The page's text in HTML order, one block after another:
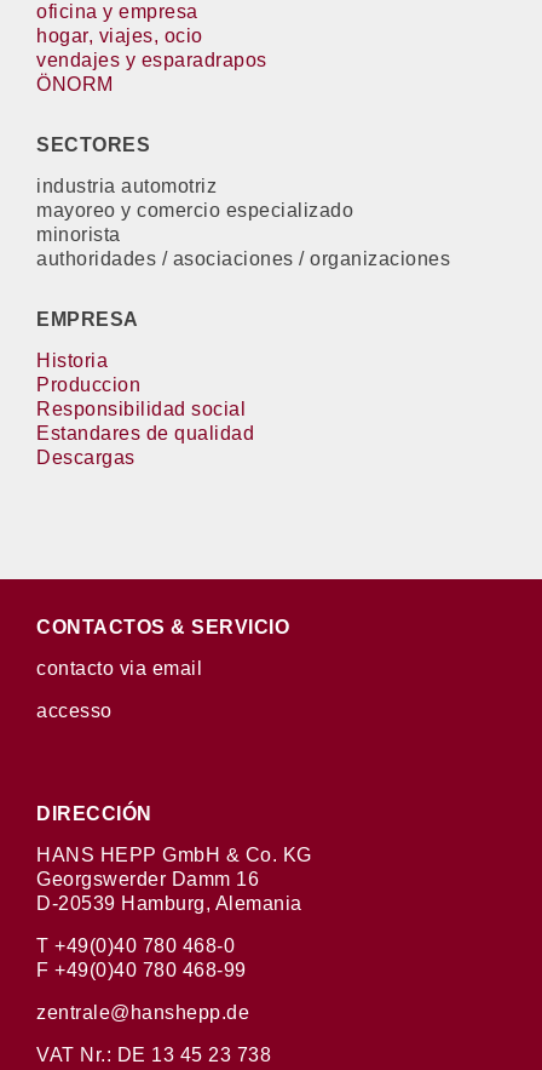
oficina y empresa
hogar, viajes, ocio
vendajes y esparadrapos
ÖNORM
SECTORES
industria automotriz
mayoreo y comercio especializado
minorista
authoridades / asociaciones / organizaciones
EMPRESA
Historia
Produccion
Responsibilidad social
Estandares de qualidad
Descargas
CONTACTOS & SERVICIO
contacto via email
accesso
DIRECCIÓN
HANS HEPP GmbH & Co. KG
Georgswerder Damm 16
D-20539 Hamburg, Alemania
T +49(0)40 780 468-0
F +49(0)40 780 468-99
zentrale@hanshepp.de
VAT Nr.: DE 13 45 23 738